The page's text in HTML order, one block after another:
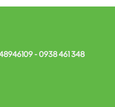
- 0938 461 348